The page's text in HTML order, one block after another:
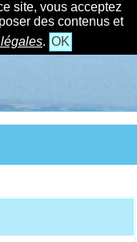
site, vous acceptez
des contenus et
. OK